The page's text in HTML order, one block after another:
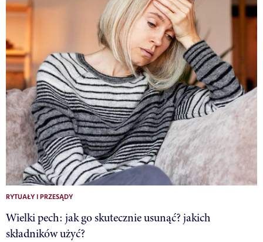
RYTUAŁY I PRZESĄDY
Wielki pech: jak go skutecznie usunąć? jakich
składników użyć?